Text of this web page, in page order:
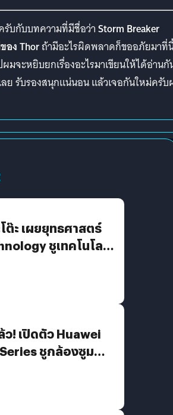
รับกับบทความที่มีชื่อว่าStorm Breaker
อง Thorถ้ามีอะไรผิดพลาดก็ขออภัยมาที่
มจะหยิบยกเรื่องอะไรมาเขียนให้ได้อ่านกั
ย รับรองสนุกแน่นอน แล้วเจอกันใหม่ครั
ต๊ะ เผยยุทธศาสตร์
ชูเทคโนโลยี
ว! เปิดตัว Huawei
ชูกล้องซูม